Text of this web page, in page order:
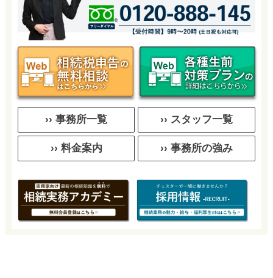
›› 事務所一覧 ›› スタッフ一覧
›› 料金案内 ›› 事務所の強み